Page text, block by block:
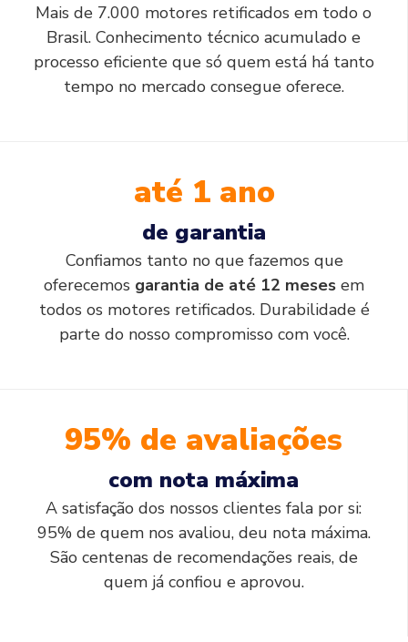
Mais de 7.000 motores retificados em todo o
Brasil. Conhecimento técnico acumulado e
processo eficiente que só quem está há tanto
tempo no mercado consegue oferece.
até 1 ano
de garantia
Confiamos tanto no que fazemos que
oferecemos garantia de até 12 meses em
todos os motores retificados. Durabilidade é
parte do nosso compromisso com você.
95% de avaliações
com nota máxima
A satisfação dos nossos clientes fala por si:
95% de quem nos avaliou, deu nota máxima.
São centenas de recomendações reais, de
quem já confiou e aprovou.